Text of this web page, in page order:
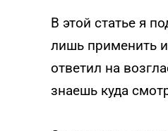
В этой статье я
лишь применить
ответил на
знаешь куда